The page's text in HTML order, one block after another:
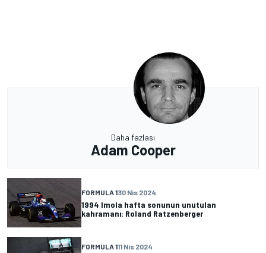
Daha fazlası
Adam Cooper
FORMULA 130 Nis 2024
1994 Imola hafta sonunun unutulan
kahramanı: Roland Ratzenberger
FORMULA 111 Nis 2024